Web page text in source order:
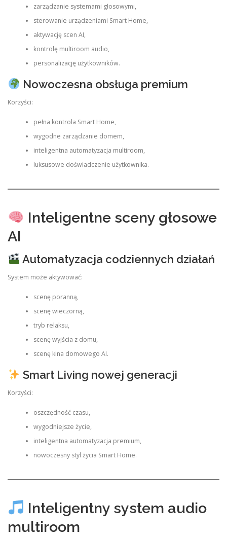
zarządzanie systemami głosowymi,
sterowanie urządzeniami Smart Home,
aktywację scen AI,
kontrolę multiroom audio,
personalizację użytkowników.
Nowoczesna obsługa premium
Korzyści:
pełna kontrola Smart Home,
wygodne zarządzanie domem,
inteligentna automatyzacja multiroom,
luksusowe doświadczenie użytkownika.
Inteligentne sceny głosowe
AI
Automatyzacja codziennych działań
System może aktywować:
scenę poranną,
scenę wieczorną,
tryb relaksu,
scenę wyjścia z domu,
scenę kina domowego AI.
Smart Living nowej generacji
Korzyści:
oszczędność czasu,
wygodniejsze życie,
inteligentna automatyzacja premium,
nowoczesny styl życia Smart Home.
Inteligentny system audio
multiroom